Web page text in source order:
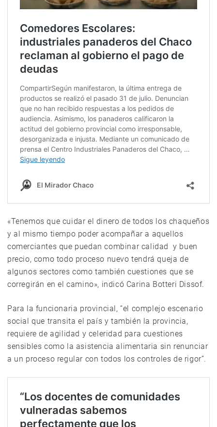
«Tenemos que cuidar el dinero de todos los chaqueños
y al mismo tiempo poder acompañar a aquellos
comerciantes que puedan combinar calidad y buen
precio, como todo proceso nuevo tendrá queja de
algunos sectores como también cuestiones que se
corregirán en el camino», indicó Carina Botteri Dissof.
Para la funcionaria provincial, “el complejo escenario
social que transita el país y también la provincia,
requiere de agilidad y celeridad para cuestiones
sensibles como la asistencia alimentaria sin renunciar
a un proceso regular con todos los controles de rigor”.